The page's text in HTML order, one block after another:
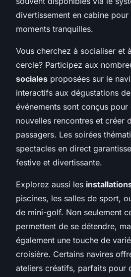
divertissement en cabine
moments tranquilles.
Vous cherchez à socialiser et
cercle? Participez aux
sociales proposées sur le
interactifs aux dégustations
événements sont conçus
nouvelles rencontres et créer
passagers. Les soirées
spectacles en direct
festive et divertissante.
Explorez aussi les
piscines, les salles de sport,
de mini-golf. Non seulement
permettent de se détendre,
également une touche de
croisière. Certains navires
ateliers créatifs, parfaits pour